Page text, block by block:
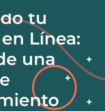
tu
Línea:
una